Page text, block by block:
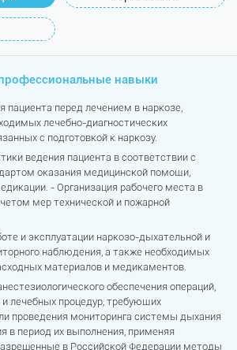
навыки
пациента перед лечением в наркозе,
лечебно-диагностических
с подготовкой к наркозу.
ведения пациента в соответствии с
оказания медицинской помощи,
- Организация рабочего места в
мер технической и пожарной
и эксплуатации наркозо-дыхательной и
наблюдения, а также необходимых
материалов и медикаментов.
обеспечения операций,
и лечебных процедур, требующих
проведения мониторинга системы дыхания
в период их выполнения, применяя
в Российской Федерации методы